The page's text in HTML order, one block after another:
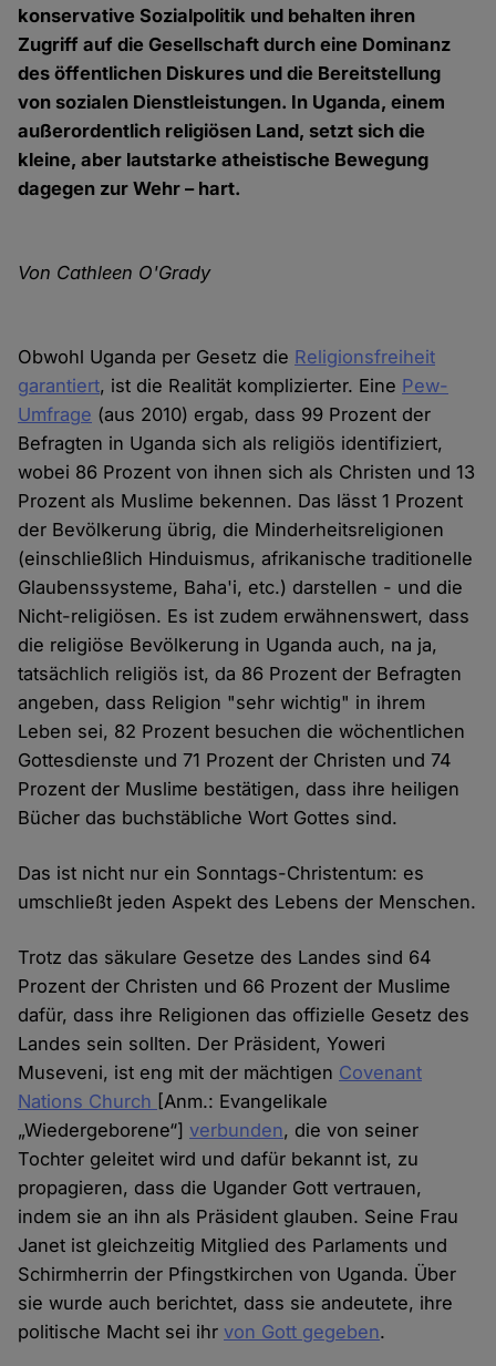
konservative Sozialpolitik und behalten ihren
Zugriff auf die Gesellschaft durch eine Dominanz
des öffentlichen Diskures und die Bereitstellung
von sozialen Dienstleistungen. In Uganda, einem
außerordentlich religiösen Land, setzt sich die
kleine, aber lautstarke atheistische Bewegung
dagegen zur Wehr – hart.
Von Cathleen O'Grady
Obwohl Uganda per Gesetz die Religionsfreiheit
garantiert, ist die Realität komplizierter. Eine Pew-
Umfrage (aus 2010) ergab, dass 99 Prozent der
Befragten in Uganda sich als religiös identifiziert,
wobei 86 Prozent von ihnen sich als Christen und 13
Prozent als Muslime bekennen. Das lässt 1 Prozent
der Bevölkerung übrig, die Minderheitsreligionen
(einschließlich Hinduismus, afrikanische traditionelle
Glaubenssysteme, Baha'i, etc.) darstellen - und die
Nicht-religiösen. Es ist zudem erwähnenswert, dass
die religiöse Bevölkerung in Uganda auch, na ja,
tatsächlich religiös ist, da 86 Prozent der Befragten
angeben, dass Religion "sehr wichtig" in ihrem
Leben sei, 82 Prozent besuchen die wöchentlichen
Gottesdienste und 71 Prozent der Christen und 74
Prozent der Muslime bestätigen, dass ihre heiligen
Bücher das buchstäbliche Wort Gottes sind.
Das ist nicht nur ein Sonntags-Christentum: es
umschließt jeden Aspekt des Lebens der Menschen.
Trotz das säkulare Gesetze des Landes sind 64
Prozent der Christen und 66 Prozent der Muslime
dafür, dass ihre Religionen das offizielle Gesetz des
Landes sein sollten. Der Präsident, Yoweri
Museveni, ist eng mit der mächtigen Covenant
Nations Church [Anm.: Evangelikale
„Wiedergeborene“]verbunden, die von seiner
Tochter geleitet wird und dafür bekannt ist, zu
propagieren, dass die Ugander Gott vertrauen,
indem sie an ihn als Präsident glauben. Seine Frau
Janet ist gleichzeitig Mitglied des Parlaments und
Schirmherrin der Pfingstkirchen von Uganda. Über
sie wurde auch berichtet, dass sie andeutete, ihre
politische Macht sei ihrvon Gott gegeben.